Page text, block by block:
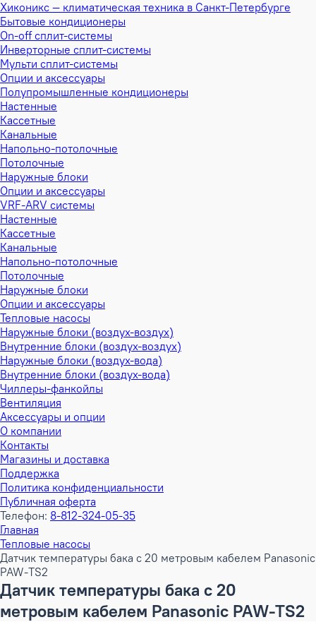
Хиконикс — климатическая техника в Санкт-Петербурге
Бытовые кондиционеры
On-off сплит-системы
Инверторные сплит-системы
Мульти сплит-системы
Опции и аксессуары
Полупромышленные кондиционеры
Настенные
Кассетные
Канальные
Напольно-потолочные
Потолочные
Наружные блоки
Опции и аксессуары
VRF-ARV системы
Настенные
Кассетные
Канальные
Напольно-потолочные
Потолочные
Наружные блоки
Опции и аксессуары
Тепловые насосы
Наружные блоки (воздух-воздух)
Внутренние блоки (воздух-воздух)
Наружные блоки (воздух-вода)
Внутренние блоки (воздух-вода)
Чиллеры-фанкойлы
Вентиляция
Аксессуары и опции
О компании
Контакты
Магазины и доставка
Поддержка
Политика конфиденциальности
Публичная оферта
Телефон: 8-812-324-05-35
Главная
Тепловые насосы
Датчик температуры бака с 20 метровым кабелем Panasonic
PAW-TS2
Датчик температуры бака с 20
метровым кабелем Panasonic PAW-TS2